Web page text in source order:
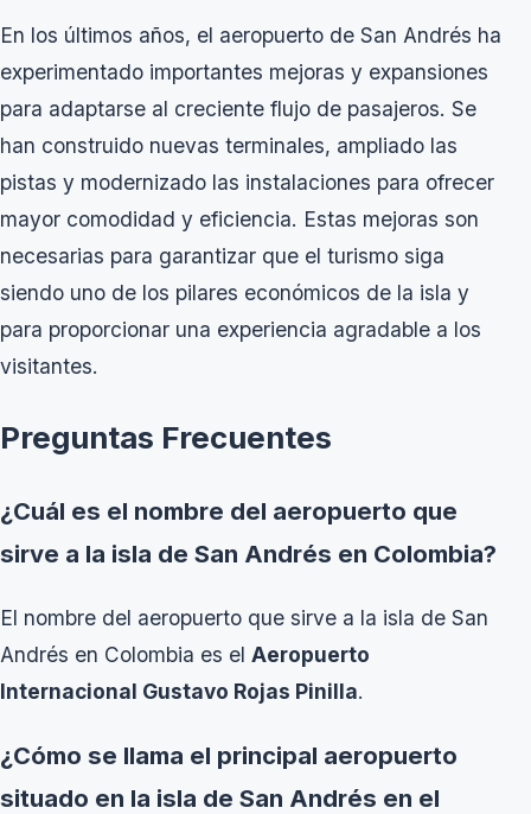
En los últimos años, el aeropuerto de San Andrés ha
experimentado importantes mejoras y expansiones
para adaptarse al creciente flujo de pasajeros. Se
han construido nuevas terminales, ampliado las
pistas y modernizado las instalaciones para ofrecer
mayor comodidad y eficiencia. Estas mejoras son
necesarias para garantizar que el turismo siga
siendo uno de los pilares económicos de la isla y
para proporcionar una experiencia agradable a los
visitantes.
Preguntas Frecuentes
¿Cuál es el nombre del aeropuerto que
sirve a la isla de San Andrés en Colombia?
El nombre del aeropuerto que sirve a la isla de San
Andrés en Colombia es el Aeropuerto
Internacional Gustavo Rojas Pinilla.
¿Cómo se llama el principal aeropuerto
situado en la isla de San Andrés en el